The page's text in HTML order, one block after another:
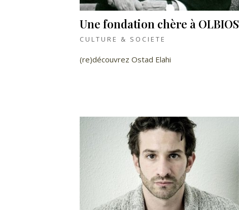
Une fondation chère à OLBIOS
CULTURE & SOCIETE
(re)découvrez Ostad Elahi